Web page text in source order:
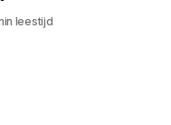
leestijd